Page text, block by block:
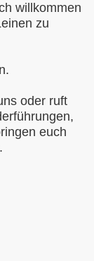
willkommen
zu
oder ruft
euch